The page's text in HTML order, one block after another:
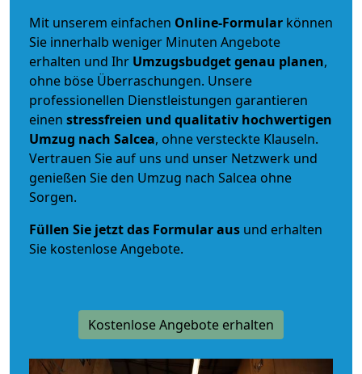
Mit unserem einfachen Online-Formular können
Sie innerhalb weniger Minuten Angebote
erhalten und Ihr Umzugsbudgetgenau planen,
ohne böse Überraschungen. Unsere
professionellen Dienstleistungen garantieren
einen stressfreien und qualitativ hochwertigen
Umzug nach Salcea, ohne versteckte Klauseln.
Vertrauen Sie auf uns und unser Netzwerk und
genießen Sie den Umzug nach Salcea ohne
Sorgen.
Füllen Sie jetzt das Formular aus und erhalten
Sie kostenlose Angebote.
Kostenlose Angebote erhalten